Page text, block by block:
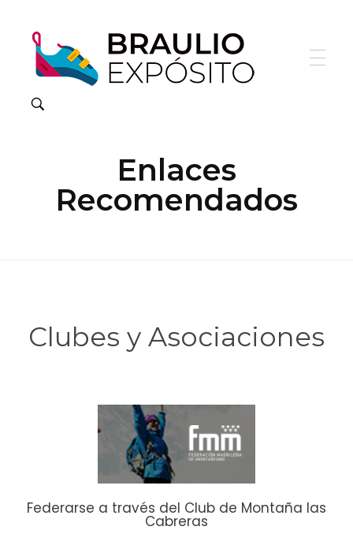
Enlaces
Recomendados
Clubes y Asociaciones
Federarse a través del Club de Montaña las
Cabreras